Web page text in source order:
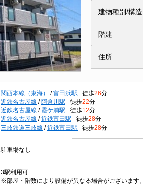
建物種別/構造
階建
住所
関西本線（東海） / 富田浜駅 徒歩26分
近鉄名古屋線 / 阿倉川駅 徒歩22分
近鉄名古屋線 / 霞ケ浦駅 徒歩12分
近鉄名古屋線 / 近鉄富田駅 徒歩28分
三岐鉄道三岐線 / 近鉄富田駅 徒歩28分
駐車場なし
3駅利用可
※部屋・階数により設備が異なる場合がございます。